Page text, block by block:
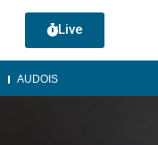
Live
AUDOIS